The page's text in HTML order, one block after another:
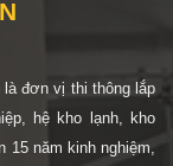
là đơn vị thi thông lắp
hệ kho lạnh, kho
năm kinh nghiệm,